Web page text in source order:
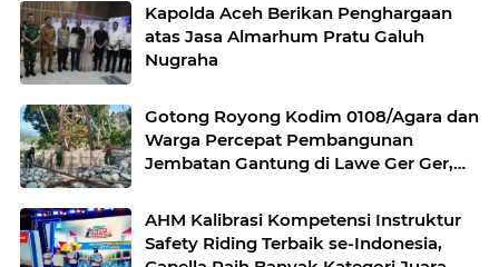
Kapolda Aceh Berikan Penghargaan
atas Jasa Almarhum Pratu Galuh
Nugraha
Gotong Royong Kodim 0108/Agara dan
Warga Percepat Pembangunan
Jembatan Gantung di Lawe Ger Ger,
AHM Kalibrasi Kompetensi Instruktur
Safety Riding Terbaik se-Indonesia,